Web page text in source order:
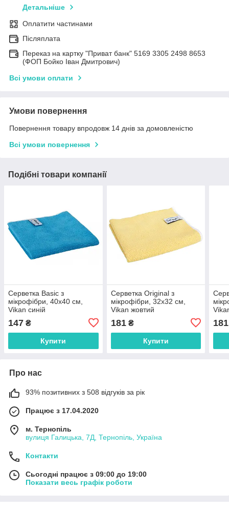
Детальніше
Оплатити частинами
Післяплата
Переказ на картку "Приват банк" 5169 3305 2498 8653
(ФОП Бойко Іван Дмитрович)
Всі умови оплати
Умови повернення
Повернення товару впродовж 14 днів за домовленістю
Всі умови повернення
Подібні товари компанії
Серветка Basic з
мікрофібри, 40х40 см,
Vikan синій
147 ₴
Купити
Серветка Original з
мікрофібри, 32х32 см,
Vikan жовтий
181₴
Купити
181
Про нас
93% позитивних з 508 відгуків за рік
Працює з 17.04.2020
м. Тернопіль
вулиця Галицька, 7Д, Тернопіль, Україна
Контакти
Сьогодні працює з 09:00 до 19:00
Показати весь графік роботи